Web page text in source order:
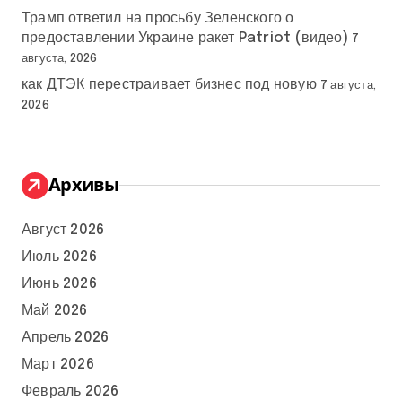
Трамп ответил на просьбу Зеленского о
предоставлении Украине ракет Patriot (видео) 7
августа, 2026
как ДТЭК перестраивает бизнес под новую 7 августа,
2026
Архивы
Август 2026
Июль 2026
Июнь 2026
Май 2026
Апрель 2026
Март 2026
Февраль 2026